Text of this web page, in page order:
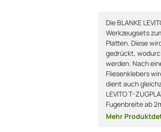
Die BLANKE
Werkzeugsets
Platten. Diese
gedrückt,
werden. Nach
Fliesenklebers
dient auch
LEVITO T-
Fugenbreite ab
Mehr